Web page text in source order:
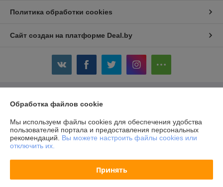
Политика обработки cookies
Сайт создан на платформе Deal.by
Информация для покупателя
«Авойтис»
220007, г.Минск, ул.Володько, д.24А, пом.501, каб.14
Регистрационный номер ЕГР: 690856291
УНП: 690856291
Регистрационный орган: Логойский райисполком
Обработка файлов cookie
Мы используем файлы cookies для обеспечения удобства
пользователей портала и предоставления персональных
рекомендаций. Вы можете настроить файлы cookies или
отключить их.
Принять